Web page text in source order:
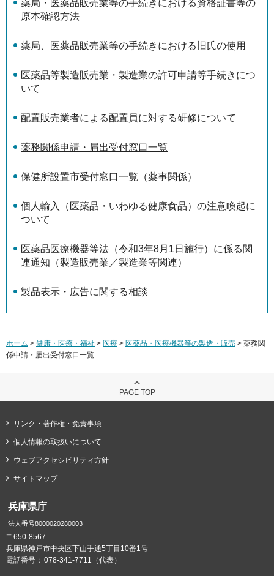
薬局・医薬品販売業等の手続きにおける資格証書等の
原本確認方法
薬局、医薬品販売業等の手続きにおける旧氏の使用
医薬品等製造販売業・製造業の許可申請等手続きにつ
いて
配置販売業者による配置員に対する研修について
薬務関係申請・届出受付窓口一覧
保健所設置市受付窓口一覧（薬事関係）
個人輸入（医薬品・いわゆる健康食品）の注意喚起に
ついて
医薬品医療機器等法（令和3年8月1日施行）に係る関
連通知（製造販売業／製造業等関連）
製品表示・広告に関する相談
ホーム > 健康・医療・福祉 > 医療 > 医薬品・医療機器等の製造・販売 > 薬務関
係申請・届出受付窓口一覧
PAGE TOP
リンク・著作権・免責事項
個人情報の取扱いについて
ウェブアクセシビリティ方針
サイトマップ
兵庫県庁
法人番号8000020280003
〒650-8567
兵庫県神戸市中央区下山手通5丁目10番1号
電話番号： 078-341-7711（代表）